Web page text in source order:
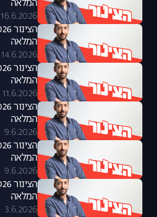
המלאה
16.6.2026
המלאה
14.6.2026
המלאה
11.6.2026
המלאה
9.6.2026
המלאה
9.6.2026
המלאה
3.6.2026